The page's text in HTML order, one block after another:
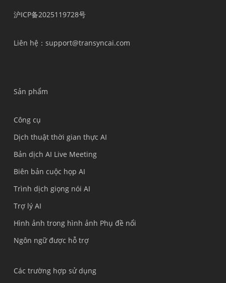
沪ICP备2025119728号
Liên hệ ：support@transyncai.com
Sản phẩm
Công cụ
Dịch thuật thời gian thực AI
Bản dịch AI Live Meeting
Biên bản cuộc họp AI
Trình dịch giọng nói AI
Trợ lý AI
Hình ảnh trong hình ảnh Phụ đề nổi
Ngôn ngữ được hỗ trợ
Các trường hợp sử dụng